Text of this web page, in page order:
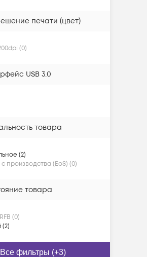
печати (цвет)
(0)
USB 3.0
товара
(2)
производства (EoS) (0)
товара
(0)
Все фильтры (+3)